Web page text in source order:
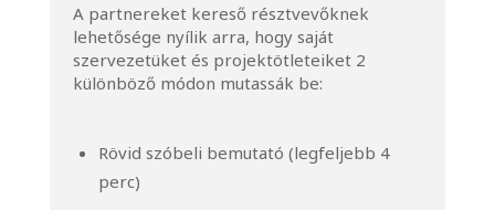
A partnereket kereső résztvevőknek
lehetősége nyílik arra, hogy saját
szervezetüket és projektötleteiket 2
különböző módon mutassák be:
Rövid szóbeli bemutató (legfeljebb 4
perc)